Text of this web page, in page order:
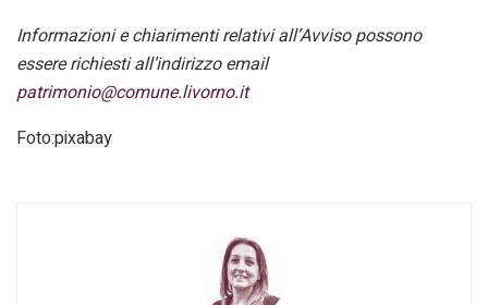
Informazioni e chiarimenti relativi all’Avviso possono
essere richiesti all’indirizzo email
patrimonio@comune.livorno.it
Foto:pixabay